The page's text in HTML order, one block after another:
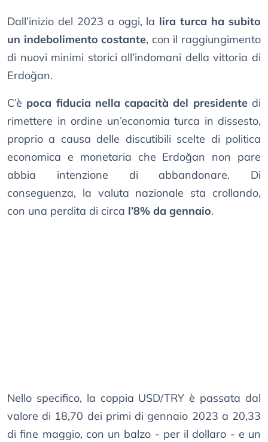
Dall’inizio del 2023 a oggi, la lira turca ha subito
un indebolimento costante, con il raggiungimento
di nuovi minimi storici all’indomani della vittoria di
Erdoğan.
C’è poca fiducia nella capacità del presidentedi
rimettere in ordine un’economia turca in dissesto,
proprio a causa delle discutibili scelte di politica
economica e monetaria che Erdoğan non pare
abbia intenzione di abbandonare. Di
conseguenza, la valuta nazionale sta crollando,
con una perdita di circa l’8% da gennaio.
Nello specifico, la coppia USD/TRY è passata dal
valore di 18,70 dei primi di gennaio 2023 a 20,33
di fine maggio, con un balzo - per il dollaro - e un